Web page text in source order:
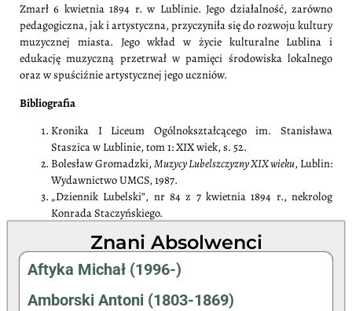
Zmarł 6 kwietnia 1894 r. w Lublinie. Jego działalność, zarówno
pedagogiczna, jak i artystyczna, przyczyniła się do rozwoju kultury
muzycznej miasta. Jego wkład w życie kulturalne Lublina i
edukację muzyczną przetrwał w pamięci środowiska lokalnego
oraz w spuściźnie artystycznej jego uczniów.
Bibliografia
Kronika I Liceum Ogólnokształcącego im. Stanisława
Staszica w Lublinie, tom 1: XIX wiek, s. 52.
Bolesław Gromadzki,Muzycy Lubelszczyzny XIX wieku, Lublin:
Wydawnictwo UMCS, 1987.
„Dziennik Lubelski”, nr 84 z 7 kwietnia 1894 r., nekrolog
Konrada Staczyńskiego.
Znani Absolwenci
Aftyka Michał (1996-)
Amborski Antoni (1803-1869)